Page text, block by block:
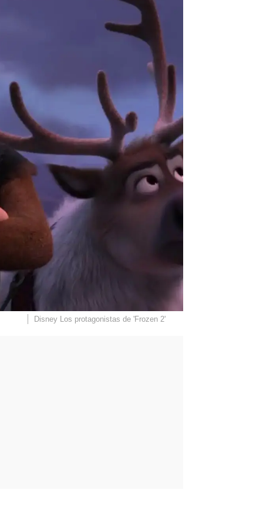
Disney Los protagonistas de 'Frozen 2'